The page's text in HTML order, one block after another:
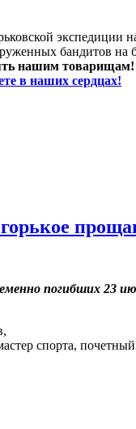
экспедиции
бандитов на
нашим товарищам!
в наших сердцах!
погибших 23
спорта,